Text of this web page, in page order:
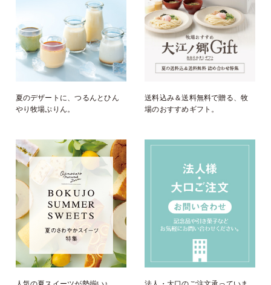
夏のデザートに、つるんとひん
やり牧場ぷりん。
送料込み＆送料無料で贈る、牧
場のおすすめギフト。